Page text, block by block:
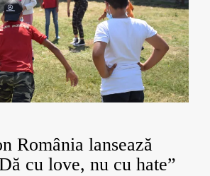
România lansează
cu love, nu cu hate”